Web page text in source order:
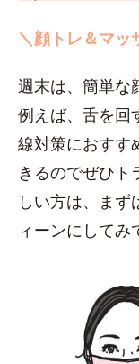
＼顔トレ＆マッ
週末は、簡単な
例えば、舌を回
線対策におすす
きるのでぜひト
しい方は、ま
ィーンにしてみ